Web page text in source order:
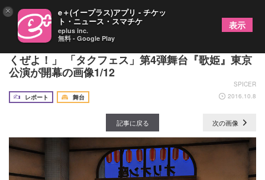
舞台初出演の入山杏奈が「先輩方のハートをぶち抜
くぜよ！」 「タクフェス」第4弾舞台『歌姫』東京
公演が開幕の画像1/12
SPICER
レポート
舞台 2016.10.8
記事に戻る 次の画像
× e＋(イープラス)アプリ - チケッ
ト・ニュース・スマチケ
eplus inc.
無料 - Google Play
表示